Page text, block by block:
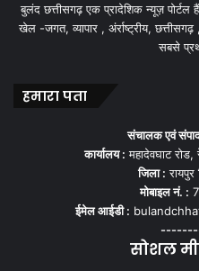
बुलंद छत्तीसगढ़ एक प्रादेशिक न्यूज़
खेल -जगत, व्यापार , अंर्राष्ट्रीय,
सबसे
हमारा पता
संचालक एवं
कार्यालय : महादेवघाट
जिला : रायपुर
मोबाइल नं. :
ईमेल आईडी :
सोशल